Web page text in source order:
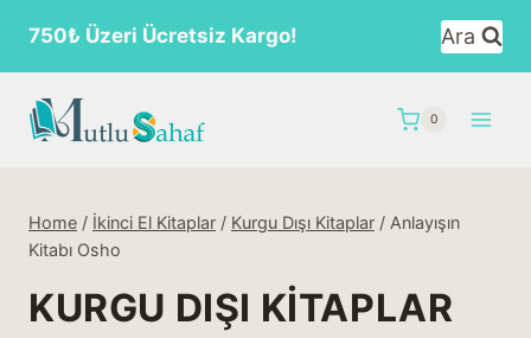
content
750₺ Üzeri Ücretsiz Kargo! Ara
0
Home / İkinci El Kitaplar / Kurgu Dışı Kitaplar / Anlayışın
Kitabı Osho
KURGU DIŞI KITAPLAR